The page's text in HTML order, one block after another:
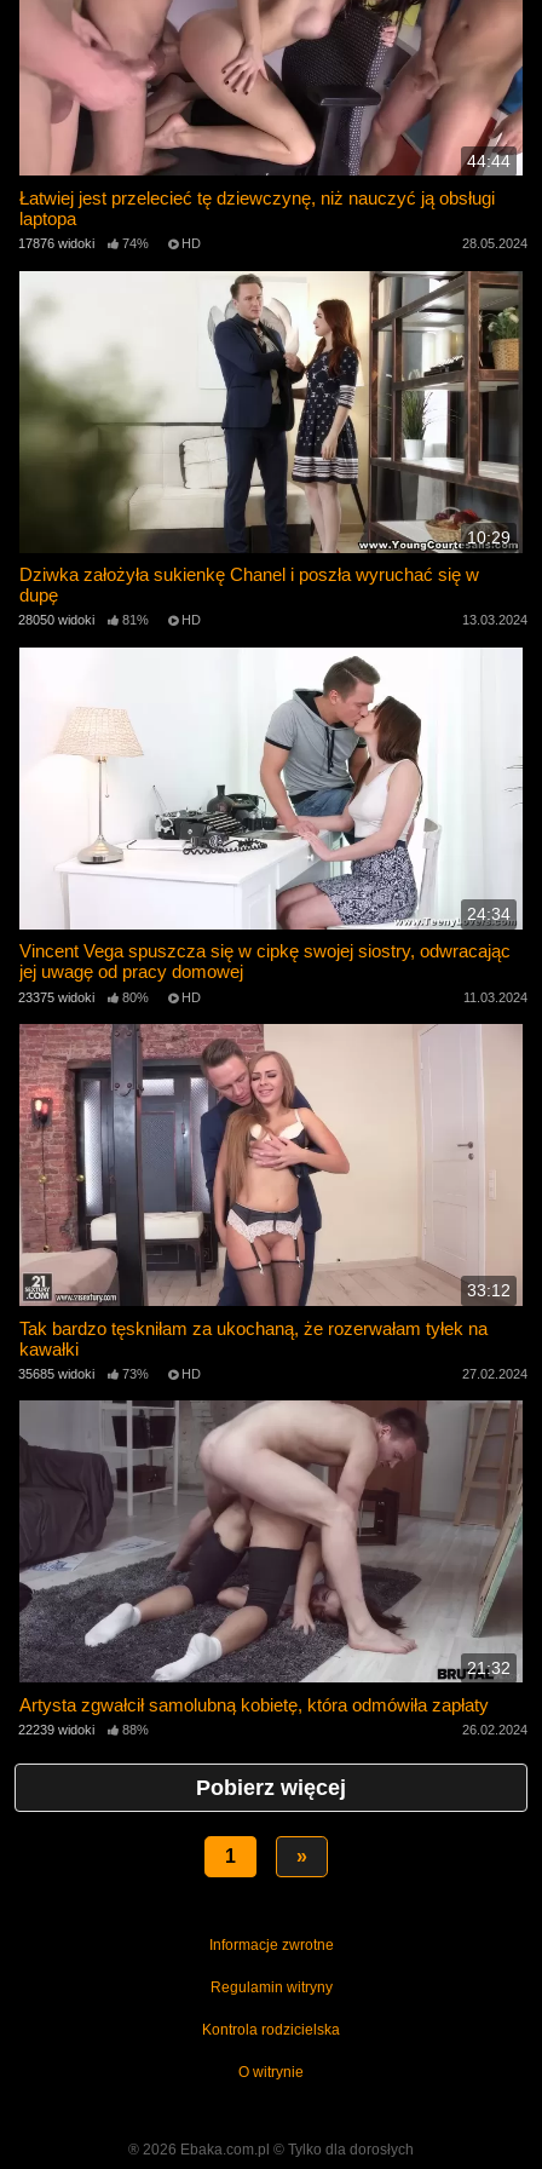
44:44
Łatwiej jest przelecieć tę dziewczynę, niż nauczyć ją obsługi
laptopa
17876 widoki 74% HD 28.05.2024
10:29
Dziwka założyła sukienkę Chanel i poszła wyruchać się w
dupę
28050 widoki 81% HD 13.03.2024
24:34
Vincent Vega spuszcza się w cipkę swojej siostry, odwracając
jej uwagę od pracy domowej
23375 widoki 80% HD 11.03.2024
33:12
Tak bardzo tęskniłam za ukochaną, że rozerwałam tyłek na
kawałki
35685 widoki 73% HD 27.02.2024
21:32
Artysta zgwałcił samolubną kobietę, która odmówiła zapłaty
22239 widoki 88% 26.02.2024
Pobierz więcej
1 »
Informacje zwrotne
Regulamin witryny
Kontrola rodzicielska
O witrynie
® 2026 Ebaka.com.pl ©️ Tylko dla dorosłych